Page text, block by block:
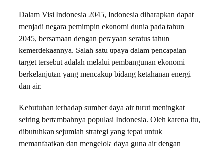
Dalam Visi Indonesia 2045, Indonesia diharapkan dapat
menjadi negara pemimpin ekonomi dunia pada tahun
2045, bersamaan dengan perayaan seratus tahun
kemerdekaannya. Salah satu upaya dalam pencapaian
target tersebut adalah melalui pembangunan ekonomi
berkelanjutan yang mencakup bidang ketahanan energi
dan air.
Kebutuhan terhadap sumber daya air turut meningkat
seiring bertambahnya populasi Indonesia. Oleh karena itu,
dibutuhkan sejumlah strategi yang tepat untuk
memanfaatkan dan mengelola daya guna air dengan